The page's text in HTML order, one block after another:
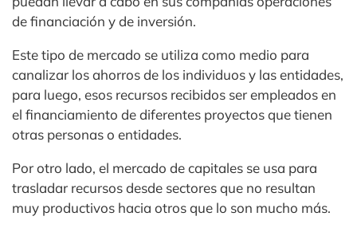
de financiación y de inversión.
Este tipo de mercado se utiliza como medio para
canalizar los ahorros de los individuos y las entidades,
para luego, esos recursos recibidos ser empleados en
el financiamiento de diferentes proyectos que tienen
otras personas o entidades.
Por otro lado, el mercado de capitales se usa para
trasladar recursos desde sectores que no resultan
muy productivos hacia otros que lo son mucho más.